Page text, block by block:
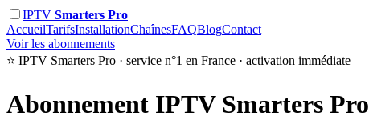
IPTV Smarters Pro
AccueilTarifsInstallationChaînesFAQBlogContact
Voir les abonnements
⭐ IPTV Smarters Pro · service n°1 en France · activation immédiate
Abonnement IPTV Smarters Pro